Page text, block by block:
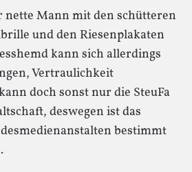
nette Mann mit den schütteren
und den Riesenplakaten
kann sich allerdings
Vertraulichkeit
doch sonst nur die SteuFa
deswegen ist das
bestimmt